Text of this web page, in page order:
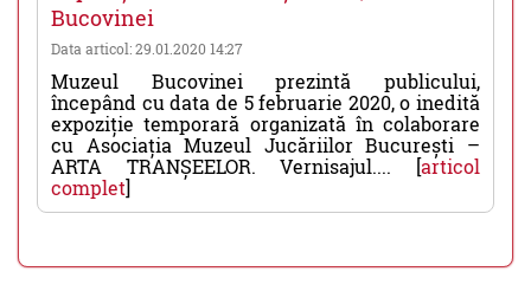
Bucovinei
Data articol: 29.01.2020 14:27
Muzeul Bucovinei prezintă publicului,
începând cu data de 5 februarie 2020, o inedită
expoziție temporară organizată în colaborare
cu Asociația Muzeul Jucăriilor București –
ARTA TRANȘEELOR. Vernisajul.... [articol
complet]